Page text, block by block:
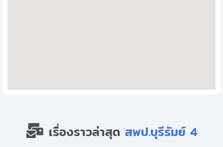
เรื่องราวล่าสุด สพป.บุรีรัมย์ 4